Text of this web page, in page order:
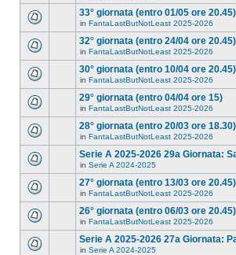
33° giornata (entro 01/05 ore 20.45)
in FantaLastButNotLeast 2025-2026
32° giornata (entro 24/04 ore 20.45)
in FantaLastButNotLeast 2025-2026
30° giornata (entro 10/04 ore 20.45)
in FantaLastButNotLeast 2025-2026
29° giornata (entro 04/04 ore 15)
in FantaLastButNotLeast 2025-2026
28° giornata (entro 20/03 ore 18.30)
in FantaLastButNotLeast 2025-2026
Serie A 2025-2026 29a Giornata:
in Serie A 2024-2025
27° giornata (entro 13/03 ore 20.45)
in FantaLastButNotLeast 2025-2026
26° giornata (entro 06/03 ore 20.45)
in FantaLastButNotLeast 2025-2026
Serie A 2025-2026 27a Giornata:
in Serie A 2024-2025